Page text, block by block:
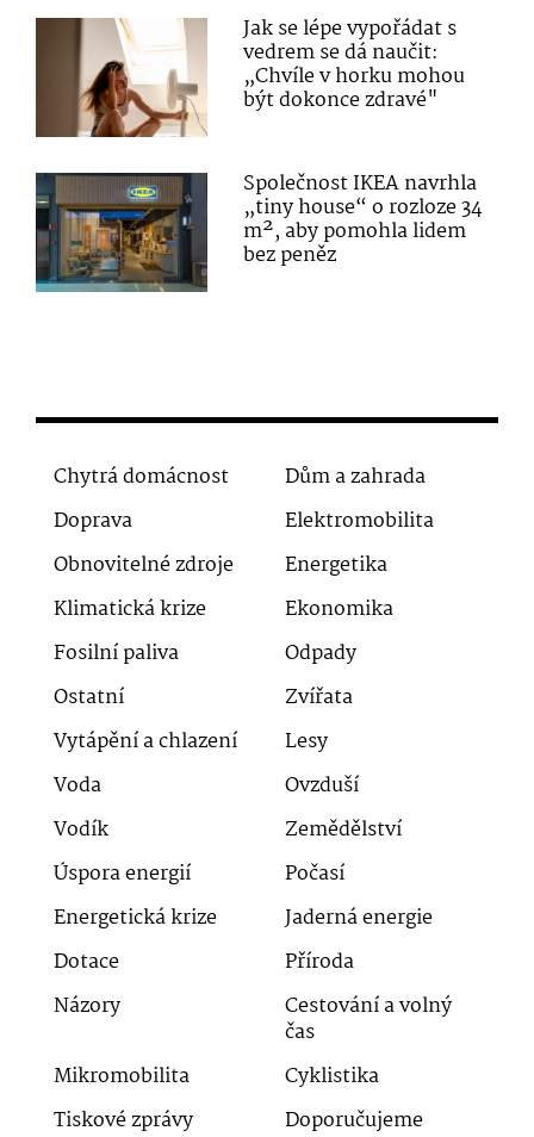
Jak se lépe vypořádat s
vedrem se dá naučit:
„Chvíle v horku mohou
být dokonce zdravé"
Společnost IKEA navrhla
„tiny house“ o rozloze 34
m², aby pomohla lidem
bez peněz
Chytrá domácnost
Dům a zahrada
Doprava
Elektromobilita
Obnovitelné zdroje
Energetika
Klimatická krize
Ekonomika
Fosilní paliva
Odpady
Ostatní
Zvířata
Vytápění a chlazení
Lesy
Voda
Ovzduší
Vodík
Zemědělství
Úspora energií
Počasí
Energetická krize
Jaderná energie
Dotace
Příroda
Názory
Cestování a volný
čas
Mikromobilita
Cyklistika
Tiskové zprávy
Doporučujeme